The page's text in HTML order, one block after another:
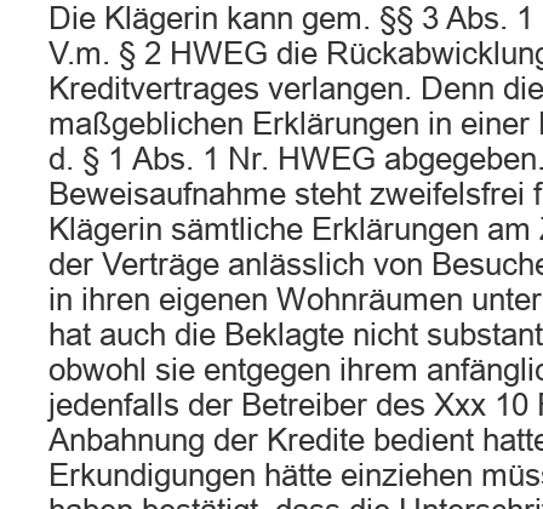
Die Klägerin kann gem. §§ 3 Abs.
V.m. § 2 HWEG die
Kreditvertrages verlangen. Denn
maßgeblichen Erklärungen in einer
d. § 1 Abs. 1 Nr. HWEG
Beweisaufnahme steht zweifelsfrei
Klägerin sämtliche Erklärungen
der Verträge anlässlich von
in ihren eigenen Wohnräumen
hat auch die Beklagte nicht
obwohl sie entgegen ihrem
jedenfalls der Betreiber des Xxx 10
Anbahnung der Kredite bedient
Erkundigungen hätte einziehen